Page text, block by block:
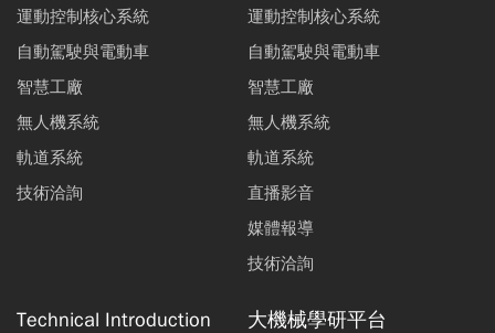
運動控制核心系統
自動駕駛與電動車
智慧工廠
無人機系統
軌道系統
技術洽詢
運動控制核心系統
自動駕駛與電動車
智慧工廠
無人機系統
軌道系統
直播影音
媒體報導
技術洽詢
Technical Introduction 大機械學研平台